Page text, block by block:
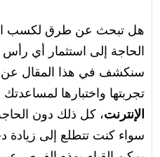
هل تبحث عن طرق لكسب
الحاجة إلى استثمار أي
تجربتها واختبارها
الإنترنت، كل ذلك دون
سواء كنت تتطلع إلى زيادة